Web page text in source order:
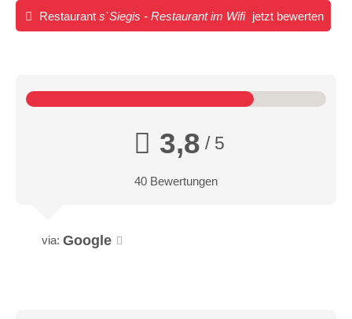
Restaurant s`Siegis - Restaurant im Wifi jetzt bewerten
3,8 / 5
40 Bewertungen
via: Google